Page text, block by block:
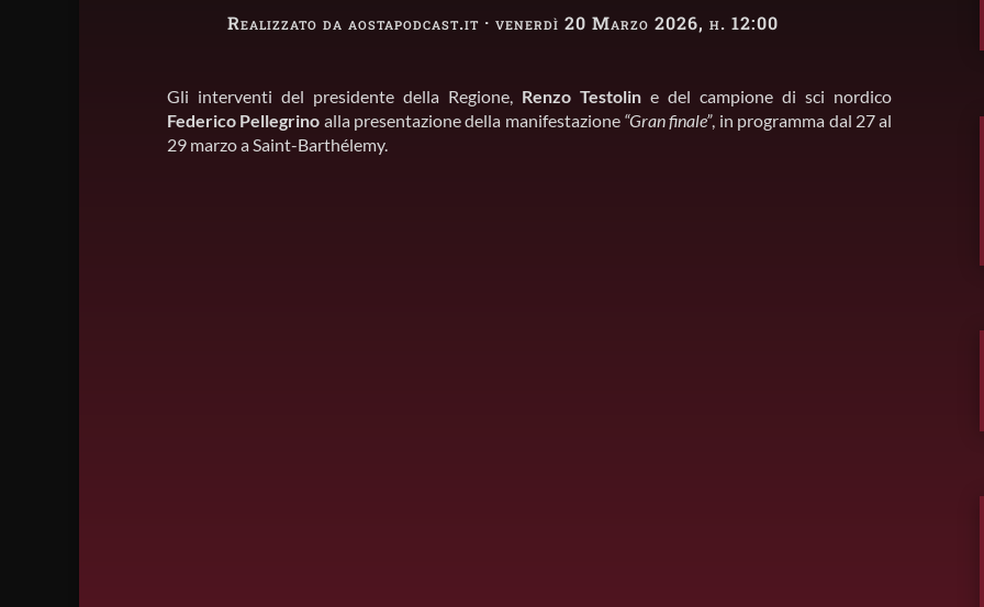
Realizzato da aostapodcast.it · venerdì 20 Marzo 2026, h. 12:00
Gli interventi del presidente della Regione, Renzo Testolin e del campione di sci nordico
Federico Pellegrino alla presentazione della manifestazione “Gran finale”, in programma dal 27 al
29 marzo a Saint-Barthélemy.